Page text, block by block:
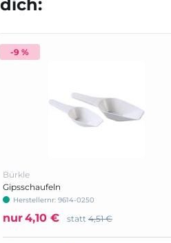
-9 %
Bürkle
Gipsschaufeln
Herstellernr: 9614-0250
nur4,10 € statt 4,51 €